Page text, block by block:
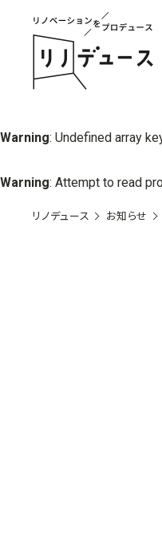
Warning: Undefined array
Warning: Attempt to read
リノデュース お知らせ